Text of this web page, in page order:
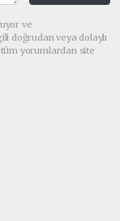
ve
doğrudan veya dolaylı
tüm yorumlardan site